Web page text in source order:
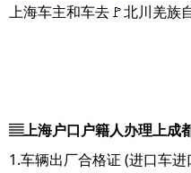
上海车主和车去🚩北川羌族
▤上海户口户籍人办理上成
1.车辆出厂合格证 (进口车